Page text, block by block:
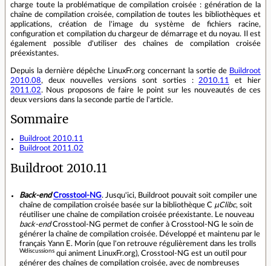
charge toute la problématique de compilation croisée : génération de la
chaîne de compilation croisée, compilation de toutes les bibliothèques et
applications, création de l'image du système de fichiers racine,
configuration et compilation du chargeur de démarrage et du noyau. Il est
également possible d'utiliser des chaînes de compilation croisée
préexistantes.
Depuis la dernière dépêche LinuxFr.org concernant la sortie de Buildroot
2010.08, deux nouvelles versions sont sorties : 2010.11
et hier
2011.02. Nous proposons de faire le point sur les nouveautés de ces
deux versions dans la seconde partie de l'article.
Sommaire
Buildroot 2010.11
Buildroot 2011.02
Buildroot 2010.11
Back-end Crosstool-NG. Jusqu'ici, Buildroot pouvait soit compiler une
chaîne de compilation croisée basée sur la bibliothèque C µClibc, soit
réutiliser une chaîne de compilation croisée préexistante. Le nouveau
back-endCrosstool-NG permet de confier à Crosstool-NG le soin de
générer la chaîne de compilation croisée. Développé et maintenu par le
français Yann E. Morin (que l'on retrouve régulièrement dans les trolls
Wdiscussions qui animent LinuxFr.org), Crosstool-NG est un outil pour
générer des chaînes de compilation croisée, avec de nombreuses